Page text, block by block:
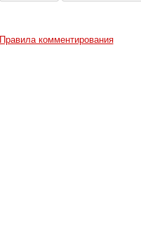
Правила комментирования